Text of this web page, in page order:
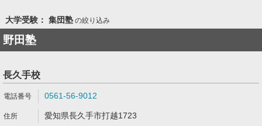
大学受験： 集団塾の絞り込み
野田塾
長久手校
0561-56-9012
愛知県長久手市打越1723